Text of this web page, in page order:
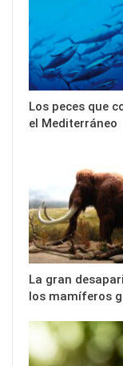
Los peces que
el Mediterráneo
La gran
los mamíferos